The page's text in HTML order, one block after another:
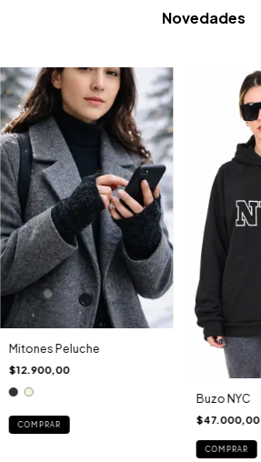
Novedades
Mitones Peluche
$12.900,00
COMPRAR
Buzo NYC
$47.000,00
COMPRAR